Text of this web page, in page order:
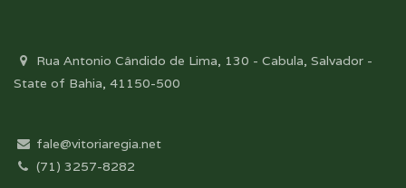
Rua Antonio Cândido de Lima, 130 - Cabula, Salvador -
State of Bahia, 41150-500
fale@vitoriaregia.net
(71) 3257-8282